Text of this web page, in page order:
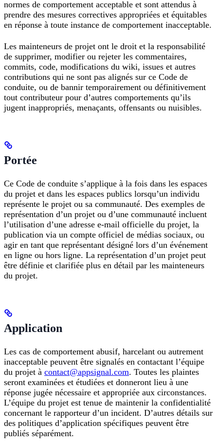
normes de comportement acceptable et sont attendus à
prendre des mesures correctives appropriées et équitables
en réponse à toute instance de comportement inacceptable.
Les mainteneurs de projet ont le droit et la responsabilité
de supprimer, modifier ou rejeter les commentaires,
commits, code, modifications du wiki, issues et autres
contributions qui ne sont pas alignés sur ce Code de
conduite, ou de bannir temporairement ou définitivement
tout contributeur pour d’autres comportements qu’ils
jugent inappropriés, menaçants, offensants ou nuisibles.
Portée
Ce Code de conduite s’applique à la fois dans les espaces
du projet et dans les espaces publics lorsqu’un individu
représente le projet ou sa communauté. Des exemples de
représentation d’un projet ou d’une communauté incluent
l’utilisation d’une adresse e-mail officielle du projet, la
publication via un compte officiel de médias sociaux, ou
agir en tant que représentant désigné lors d’un événement
en ligne ou hors ligne. La représentation d’un projet peut
être définie et clarifiée plus en détail par les mainteneurs
du projet.
Application
Les cas de comportement abusif, harcelant ou autrement
inacceptable peuvent être signalés en contactant l’équipe
du projet à contact@appsignal.com. Toutes les plaintes
seront examinées et étudiées et donneront lieu à une
réponse jugée nécessaire et appropriée aux circonstances.
L’équipe du projet est tenue de maintenir la confidentialité
concernant le rapporteur d’un incident. D’autres détails sur
des politiques d’application spécifiques peuvent être
publiés séparément.